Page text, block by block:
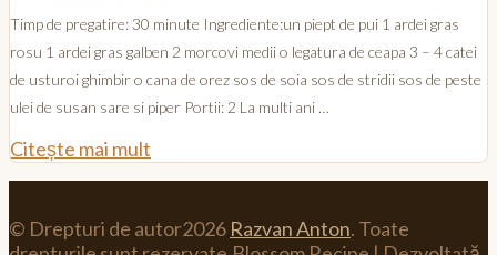
Timp de pregatire: 30 minute Ingrediente:un piept de pui 1 ardei gras
rosu 1 ardei gras galben 2 morcovi medii o legatura de ceapa 3 – 4 catei
de usturoi ghimbir o cana de orez sos de soia sos de stridii sos de peste
ulei de susan sare si piper Portii: 2 La multi ani …
Citește mai mult
© Drepturi de autor2026 Razvan Anton. Toate